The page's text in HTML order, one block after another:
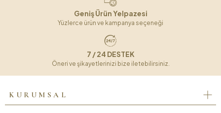
Geniş Ürün Yelpazesi
Yüzlerce ürün ve kampanya seçeneği
7 / 24 DESTEK
Öneri ve şikayetlerinizi bize iletebilirsiniz.
KURUMSAL